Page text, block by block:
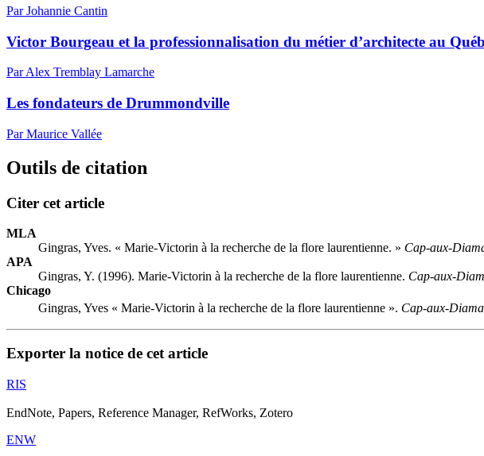
Par Johannie Cantin
Victor Bourgeau et la professionnalisation du métier d’architecte au
Par Alex Tremblay Lamarche
Les fondateurs de Drummondville
Par Maurice Vallée
Outils de citation
Citer cet article
MLA
Gingras, Yves. « Marie-Victorin à la recherche de la flore laurentienne. » Cap-aux-
APA
Gingras, Y. (1996). Marie-Victorin à la recherche de la flore laurentienne. Cap-aux-
Chicago
Gingras, Yves « Marie-Victorin à la recherche de la flore laurentienne ». Cap-aux-
Exporter la notice de cet article
RIS
EndNote, Papers, Reference Manager, RefWorks, Zotero
ENW